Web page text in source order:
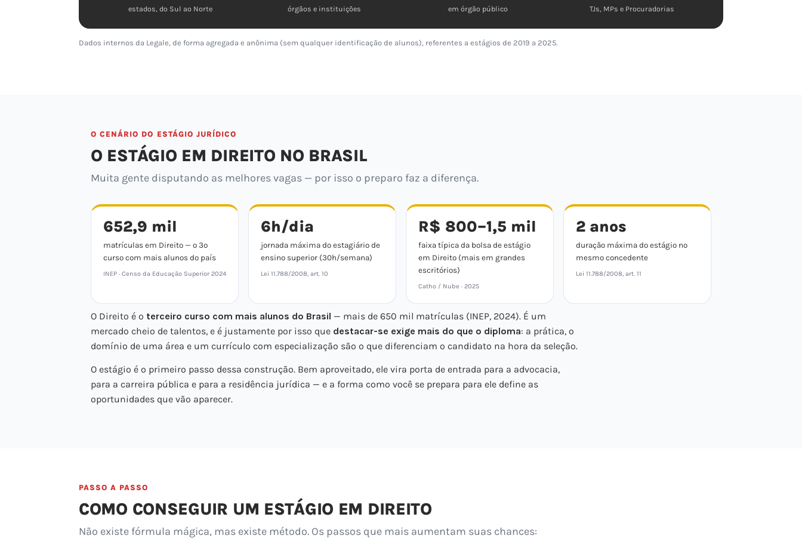
estados, do Sul ao Norte órgãos e instituições em órgão público TJs, MPs e Procuradorias
Dados internos da Legale, de forma agregada e anônima (sem qualquer identificação de alunos), referentes a estágios de 2019 a 2025.
O CENÁRIO DO ESTÁGIO JURÍDICO
O ESTÁGIO EM DIREITO NO BRASIL
Muita gente disputando as melhores vagas — por isso o preparo faz a diferença.
652,9 mil
matrículas em Direito — o 3º
curso com mais alunos do país
INEP · Censo da Educação Superior 2024
6h/dia
jornada máxima do estagiário de
ensino superior (30h/semana)
Lei 11.788/2008, art. 10
R$ 800–1,5 mil
faixa típica da bolsa de estágio
em Direito (mais em grandes
escritórios)
Catho / Nube · 2025
2 anos
duração máxima do estágio no
mesmo concedente
Lei 11.788/2008, art. 11
O Direito é o terceiro curso com mais alunos do Brasil — mais de 650 mil matrículas (INEP, 2024). É um
mercado cheio de talentos, e é justamente por isso que destacar-se exige mais do que o diploma: a prática, o
domínio de uma área e um currículo com especialização são o que diferenciam o candidato na hora da seleção.
O estágio é o primeiro passo dessa construção. Bem aproveitado, ele vira porta de entrada para a advocacia,
para a carreira pública e para a residência jurídica — e a forma como você se prepara para ele define as
oportunidades que vão aparecer.
PASSO A PASSO
COMO CONSEGUIR UM ESTÁGIO EM DIREITO
Não existe fórmula mágica, mas existe método. Os passos que mais aumentam suas chances: